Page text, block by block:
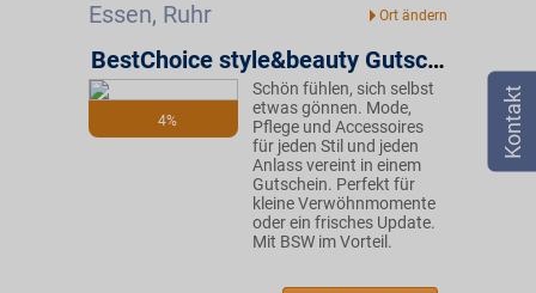
☎ 0800 - 279 25 82
Essen, Ruhr
4%
BestChoice style&beauty Gutschein
Schön fühlen, sich selbst
etwas gönnen. Mode,
Pflege und Accessoires
für jeden Stil und jeden
Anlass vereint in einem
Gutschein. Perfekt für
kleine Verwöhnmomente
oder ein frisches Update.
Mit BSW im Vorteil.